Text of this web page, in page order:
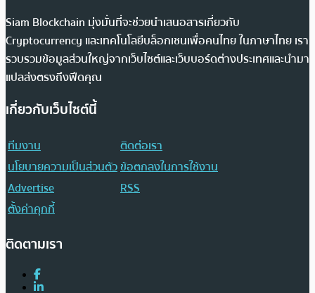
Siam Blockchain มุ่งมั่นที่จะช่วยนำเสนอสารเกี่ยวกับ
Cryptocurrency และเทคโนโลยีบล็อกเชนเพื่อคนไทย ในภาษาไทย เรา
รวบรวมข้อมูลส่วนใหญ่จากเว็บไซต์และเว็บบอร์ดต่างประเทศและนำมา
แปลส่งตรงถึงฟีดคุณ
เกี่ยวกับเว็บไซต์นี้
ทีมงาน
ติดต่อเรา
นโยบายความเป็นส่วนตัวข้อตกลงในการใช้งาน
Advertise
RSS
ตั้งค่าคุกกี้
ติดตามเรา